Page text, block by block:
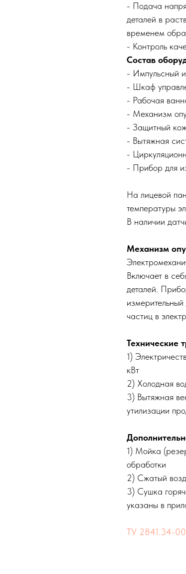
- Подача
деталей в
временем
- Контроль
Состав
- Импульсный
- Шкаф
- Рабочая
- Механизм
- Защитный
- Вытяжная
-
- Прибор для
На лицевой
температуры
В наличии
Механизм
Включает в
деталей.
частиц в
Технические
1)
кВт
2) Холодная
3) Вытяжная
утилизации
1) Мойка
обработки
2) Сжатый
3) Сушка
указаны в
ТУ 2841.34-